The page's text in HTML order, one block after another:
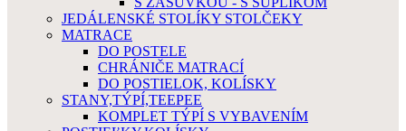
JEDÁLENSKÉ STOLÍKY STOLČEKY
MATRACE
DO POSTELE
CHRÁNIČE MATRACÍ
DO POSTIELOK, KOLÍSKY
STANY,TÝPÍ,TEEPEE
KOMPLET TÝPÍ S VYBAVENÍM